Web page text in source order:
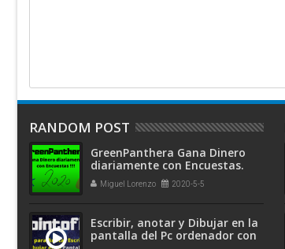
RANDOM POST
GreenPanthera Gana Dinero
diariamente con Encuestas.
Miguel Lorenzo 2020-5-5
Escribir, anotar y Dibujar en la
pantalla del Pc ordenador con